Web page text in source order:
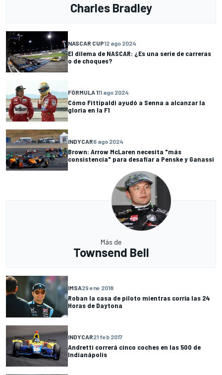
Charles Bradley
NASCAR CUP12 ago 2024
El dilema de NASCAR: ¿Es una serie de carreras
o de choques?
FÓRMULA 111 ago 2024
Cómo Fittipaldi ayudó a Senna a alcanzar la
gloria en la F1
INDYCAR6 ago 2024
Brown: Arrow McLaren necesita "más
consistencia" para desafiar a Penske y Ganassi
Más de
Townsend Bell
IMSA29 ene 2018
Roban la casa de piloto mientras corría las 24
Horas de Daytona
INDYCAR21 feb 2017
Andretti correrá cinco coches en las 500 de
Indianápolis